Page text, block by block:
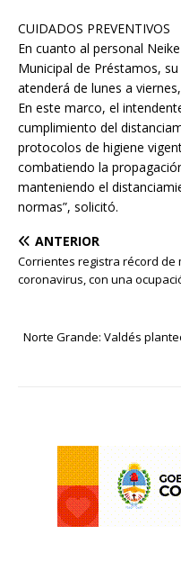
CUIDADOS PREVENTIVOS
En cuanto al personal
Municipal de Préstamos,
atenderá de lunes a
En este marco, el
cumplimiento del
protocolos de higiene
combatiendo la
manteniendo el
normas”, solicitó.
ANTERIOR
Corrientes registra récord de
coronavirus, con una
Norte Grande: Valdés